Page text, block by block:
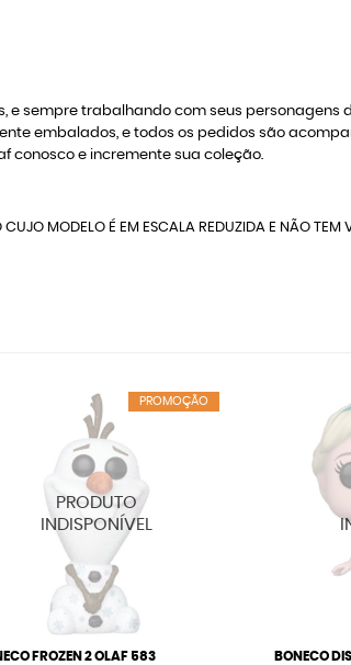
e sempre trabalhando com seus personagens
embalados, e todos os pedidos são
conosco e incremente sua coleção.
MODELO É EM ESCALA REDUZIDA E NÃO TEM
PROMOÇÃO
FROZEN 2 OLAF 583
BONECO